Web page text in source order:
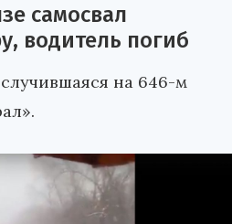
самосвал
водитель погиб
на 646-м